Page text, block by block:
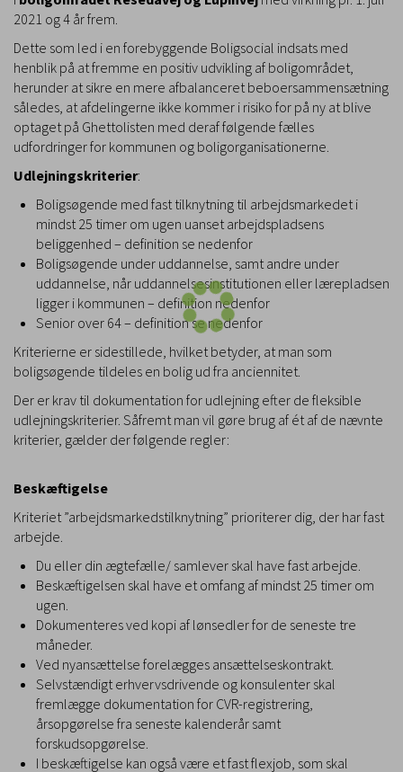
2021 og 4 år frem.
Dette som led i en forebyggende Boligsocial indsats med
henblik på at fremme en positiv udvikling af boligområdet,
herunder at sikre en mere afbalanceret beboersammensætning
således, at afdelingerne ikke kommer i risiko for på ny at blive
optaget på Ghettolisten med deraf følgende fælles
udfordringer for kommunen og boligorganisationerne.
Udlejningskriterier:
Boligsøgende med fast tilknytning til arbejdsmarkedet i
mindst 25 timer om ugen uanset arbejdspladsens
beliggenhed – definition se nedenfor
Boligsøgende under uddannelse, samt andre under
uddannelse, når uddannelsesinstitutionen eller lærepladsen
ligger i kommunen – definition nedenfor
Senior over 64 – definition se nedenfor
Kriterierne er sidestillede, hvilket betyder, at man som
boligsøgende tildeles en bolig ud fra anciennitet.
Der er krav til dokumentation for udlejning efter de fleksible
udlejningskriterier. Såfremt man vil gøre brug af ét af de nævnte
kriterier, gælder der følgende regler:
Beskæftigelse
Kriteriet ”arbejdsmarkedstilknytning” prioriterer dig, der har fast
arbejde.
Du eller din ægtefælle/ samlever skal have fast arbejde.
Beskæftigelsen skal have et omfang af mindst 25 timer om
ugen.
Dokumenteres ved kopi af lønsedler for de seneste tre
måneder.
Ved nyansættelse forelægges ansættelseskontrakt.
Selvstændigt erhvervsdrivende og konsulenter skal
fremlægge dokumentation for CVR-registrering,
årsopgørelse fra seneste kalenderår samt
forskudsopgørelse.
I beskæftigelse kan også være et fast flexjob, som skal